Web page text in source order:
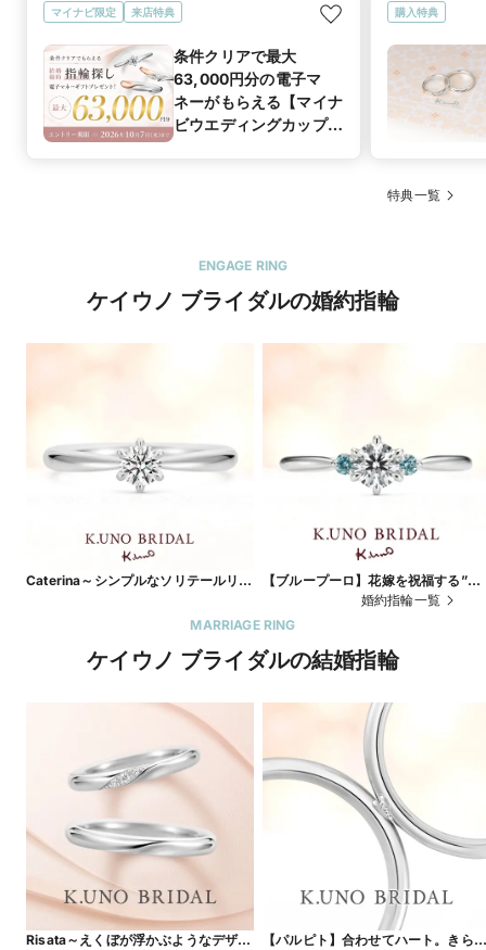
マイナビ限定 来店特典
条件クリアで最大
63,000円分の電子マ
ネーがもらえる【マイナ
ビウエディングカップル
購入特典
特典一覧
ENGAGE RING
ケイウノ ブライダルの婚約指輪
Caterina～シンプルなソリテールリン
【ブループーロ】花嫁を祝福する”サ
ムシングブルー”の青い輝き
婚約指輪一覧
MARRIAGE RING
ケイウノ ブライダルの結婚指輪
Risata～えくぼが浮かぶようなデザイ
【パルピト】合わせてハート。きらめ